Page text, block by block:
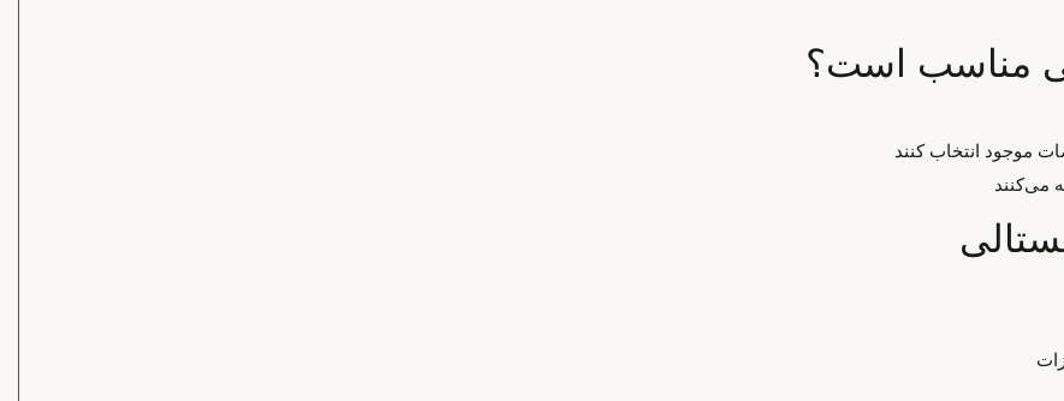
مناسب است؟
موجود انتخاب کنند
می‌کنند